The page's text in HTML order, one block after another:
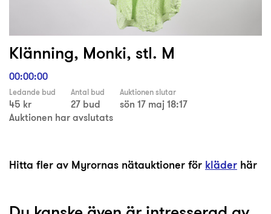
Klänning, Monki, stl. M
00:00:00
Ledande bud
45 kr
Antal bud
27 bud
Auktionen slutar
sön 17 maj 18:17
Auktionen har avslutats
Hitta fler av Myrornas nätauktioner för kläder här